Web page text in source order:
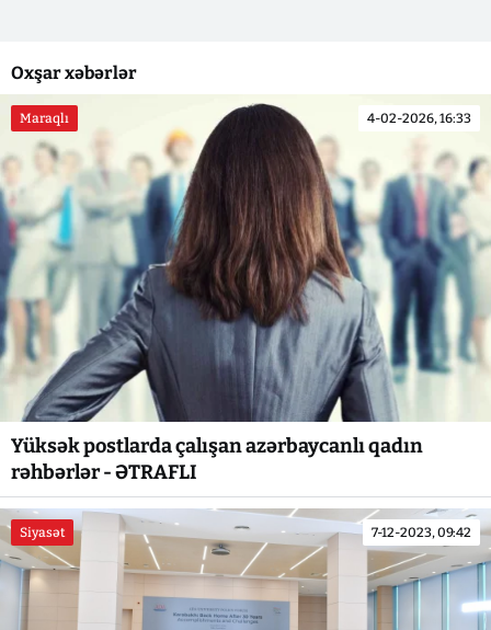
Oxşar xəbərlər
Maraqlı 4-02-2026, 16:33
Yüksək postlarda çalışan azərbaycanlı qadın
rəhbərlər - ƏTRAFLI
Siyasət 7-12-2023, 09:42